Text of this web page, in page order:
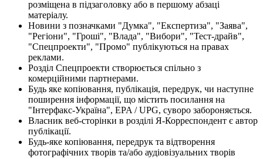
розміщена в підзаголовку або в першому абзаці
матеріалу.
Новини з позначками "Думка", "Експертиза", "Заява",
"Регіони", "Гроші", "Влада", "Вибори", "Тест-драйв",
"Спецпроекти", "Промо" публікуються на правах
реклами.
Розділ Спецпроекти створюється спільно з
комерційними партнерами.
Будь яке копіювання, публікація, передрук, чи наступне
поширення інформації, що містить посилання на
"Інтерфакс-Україна", EPA / UPG, суворо забороняється.
Власник веб-сторінки в розділі Я-Корреспондент є автор
публікації.
Будь-яке копіювання, передрук та відтворення
фотографічних творів та/або аудіовізуальних творів